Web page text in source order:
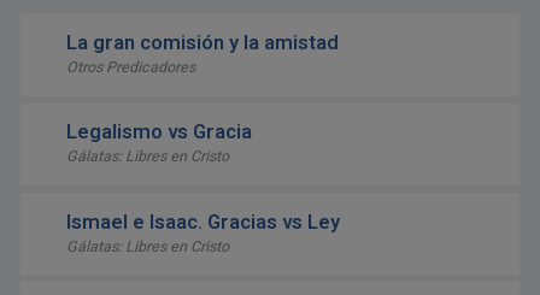
La gran comisión y la amistad
Otros Predicadores
Legalismo vs Gracia
Gálatas: Libres en Cristo
Ismael e Isaac. Gracias vs Ley
Gálatas: Libres en Cristo